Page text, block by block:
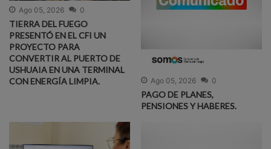
Ago 05, 2026 0
TIERRA DEL FUEGO
PRESENTÓ EN EL CFI UN
PROYECTO PARA
CONVERTIR AL PUERTO DE
USHUAIA EN UNA TERMINAL
CON ENERGÍA LIMPIA.
Ago 05, 2026 0
PAGO DE PLANES,
PENSIONES Y HABERES.